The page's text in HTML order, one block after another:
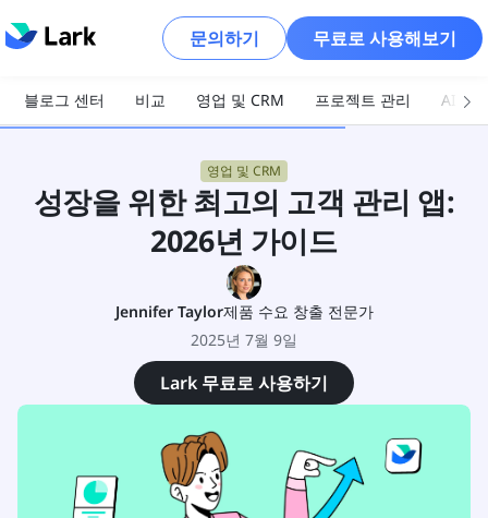
문의하기 무료로 사용해보기
블로그 센터 비교 영업 및 CRM 프로젝트 관리 AI 및
영업 및 CRM
성장을 위한 최고의 고객 관리 앱:
2026년 가이드
Jennifer Taylor제품 수요 창출 전문가
2025년 7월 9일
Lark 무료로 사용하기